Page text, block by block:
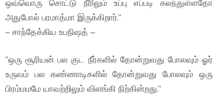
ஒவ்வொரு சொட்டு நீரிலும் உப்பு எப்படி கலந்துள்ளதோ
அதுபோல் பரமாத்மா இருக்கிறார்.”
– சாந்தேக்கிய உபநிஷத் –
“ஒரு சூரியன் பல குட நீர்களில் தோன்றுவது போலவும் ஓர்
உருவம் பல கண்ணாடிகளில் தோன்றுவது போலவும் ஒரு
பிரம்மமமே யாவற்றிலும் விளங்கி நிற்கின்றது.”